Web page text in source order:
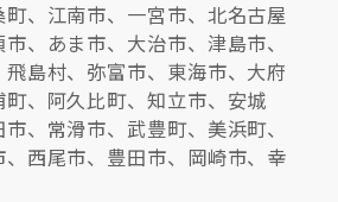
、江南市、一宮市、北名古屋
、あま市、大治市、津島市、
島村、弥富市、東海市、大府
、阿久比町、知立市、安城
、常滑市、武豊町、美浜町、
西尾市、豊田市、岡崎市、幸